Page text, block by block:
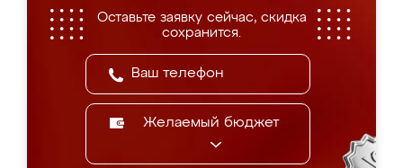
Оставьте заявку сейчас, скидка
сохранится.
Желаемый бюджет